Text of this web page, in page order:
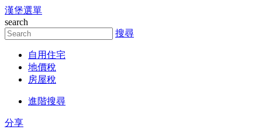
跳到主要內容區塊
漢堡選單
search
搜尋
自用住宅
地價稅
房屋稅
進階搜尋
分享